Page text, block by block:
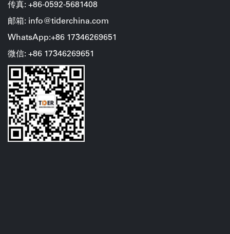
传真: +86-0592-5681408
邮箱: info@tiderchina.com
WhatsApp:+86 17346269651
微信: +86 17346269651